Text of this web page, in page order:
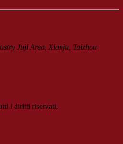
Juji Area, Xianju, Taizhou
i diritti riservati.